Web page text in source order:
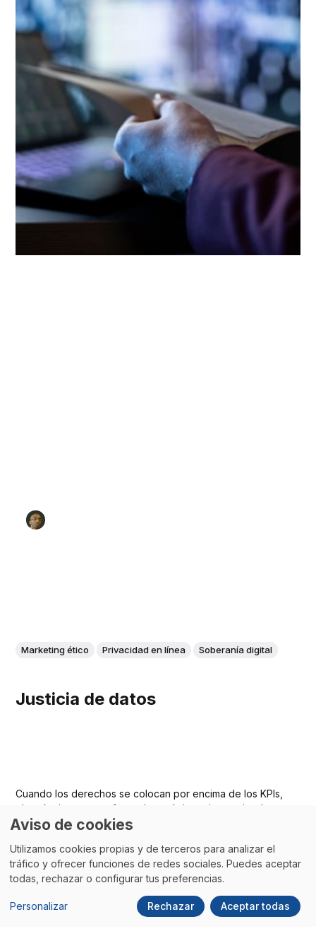
Marketing ético Privacidad en línea Soberanía digital
Justicia de datos
Cuando los derechos se colocan por encima de los KPIs,
el marketing se transforma. Las métricas siguen siendo
importantes, pero dejan de justificar decisiones que
Aviso de cookies
Utilizamos cookies propias y de terceros para analizar el
tráfico y ofrecer funciones de redes sociales. Puedes aceptar
todas, rechazar o configurar tus preferencias.
Personalizar Rechazar Aceptar todas